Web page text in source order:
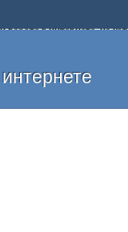
работе в интернете, на
определенный проект
уже сегодня.